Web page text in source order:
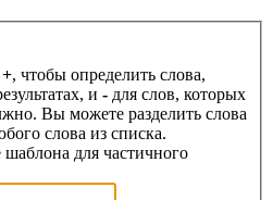
+, чтобы определить слова,
и - для слов, которых
Вы можете разделить слова
слова из списка.
шаблона для частичного